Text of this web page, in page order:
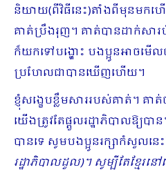
និយាយ(ពីវិធីនេះ)តាំងពីមុនមកហើ
គាត់ប្រឹងរុញ។ គាត់បានដាក់សា
ក៏យកទៅបង្ហោះ បងប្អូនអាចមើ
ប្រហែលជាបានឃើញហើយ។
ខ្ញុំសង្ខេបខ្លឹមសាររបស់គាត់។ គា
យើងត្រូវតែផ្ដួលរដ្ឋាភិបាលឱ្យប
បានទេ សូមបងប្អូនរក្សាកំសួលនេះ
រដ្ឋាភិបាលដួល)។ សូម្បីតែខ្មែរ